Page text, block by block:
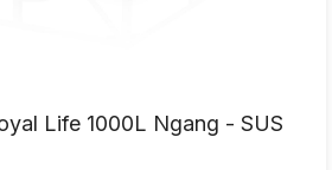
Life 1000L Ngang - SUS